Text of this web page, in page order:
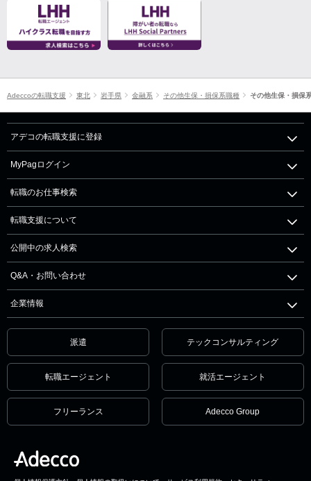
Adeccoの転職支援 東北 岩手県 金融系 その他生保・損保系職種 その他生保・損保
アデコの転職支援に登録
MyPagログイン
転職のお仕事検索
転職支援について
公開中の求人検索
Q&A・お問い合わせ
企業情報
派遣 テックコンサルティング
転職エージェント 就活エージェント
フリーランス Adecco Group